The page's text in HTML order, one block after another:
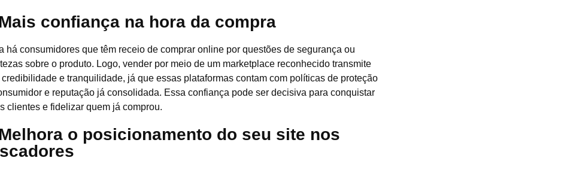
confiança na hora da compra
há consumidores que têm receio de comprar online por questões de segurança ou
sobre o produto. Logo, vender por meio de um marketplace reconhecido transmite
credibilidade e tranquilidade, já que essas plataformas contam com políticas de proteção
e reputação já consolidada. Essa confiança pode ser decisiva para conquistar
clientes e fidelizar quem já comprou.
o posicionamento do seu site nos